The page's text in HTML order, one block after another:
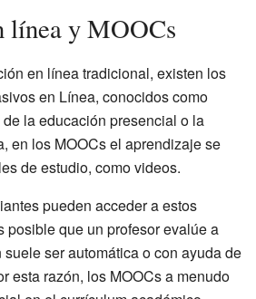
línea y MOOCs
en línea tradicional, existen los
en Línea, conocidos como
la educación presencial o la
en los MOOCs el aprendizaje se
de estudio, como videos.
pueden acceder a estos
posible que un profesor evalúe a
ser automática o con ayuda de
esta razón, los MOOCs a menudo